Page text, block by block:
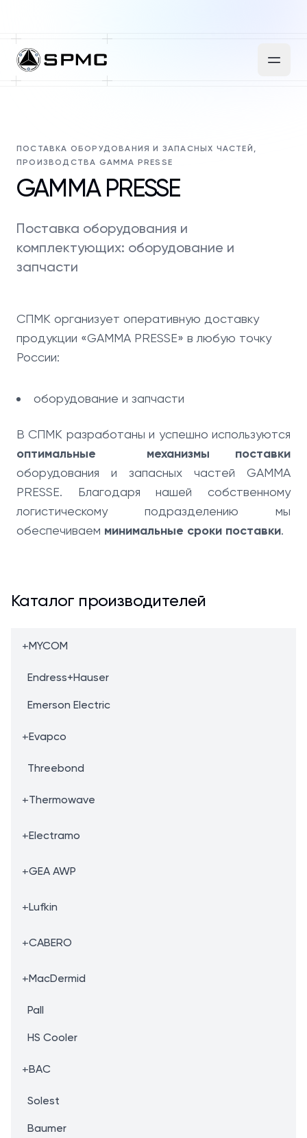
ПОСТАВКА ОБОРУДОВАНИЯ И ЗАПАСНЫХ ЧАСТЕЙ,
ПРОИЗВОДСТВА GAMMA PRESSE
GAMMA PRESSE
Поставка оборудования и
комплектующих: оборудование и
запчасти
СПМК организует оперативную доставку
продукции «GAMMA PRESSE» в любую точку
России:
оборудование и запчасти
В СПМК разработаны и успешно используются
оптимальные механизмы поставки
оборудования и запасных частей GAMMA
PRESSE. Благодаря нашей собственному
логистическому подразделению мы
обеспечиваем минимальные сроки поставки.
Каталог производителей
+MYCOM
Endress+Hauser
Emerson Electric
+Evapco
Threebond
+Thermowave
+Electramo
+GEA AWP
+Lufkin
+CABERO
+MacDermid
Pall
HS Cooler
+BAC
Solest
Baumer